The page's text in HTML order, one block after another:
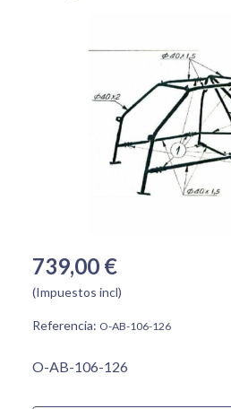
739,00 €
(Impuestos incl)
Referencia: O-AB-106-126
O-AB-106-126